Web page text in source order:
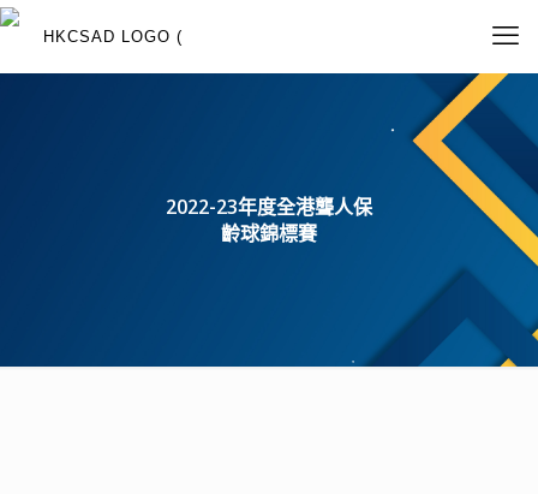
2022-23年度全港聾人保
齡球錦標賽